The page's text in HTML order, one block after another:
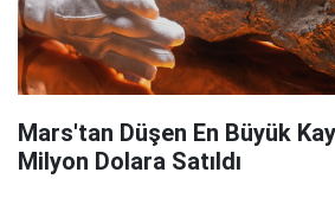
Mars'tan Düşen En Büyük
Milyon Dolara Satıldı